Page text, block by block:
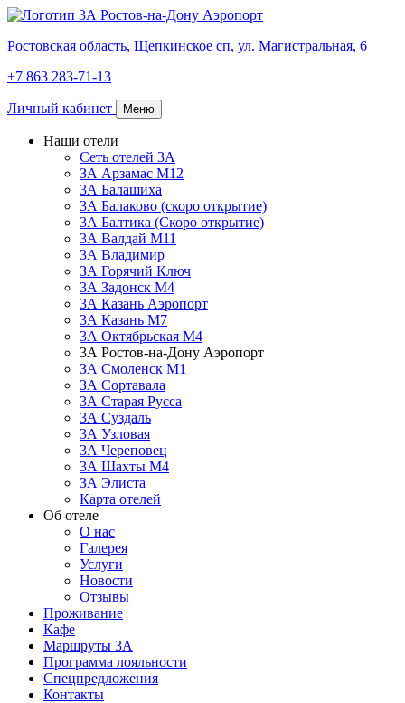
Ростовская область, Щепкинское сп, ул. Магистральная, 6
+7 863 283-71-13
Личный кабинет Меню
Наши отели
Сеть отелей 3А
ЗА Арзамас М12
3А Балашиха
3А Балаково (скоро открытие)
3А Балтика (Скоро открытие)
3А Валдай М11
3А Владимир
ЗА Горячий Ключ
3А Задонск М4
3А Казань Аэропорт
3А Казань M7
3А Октябрьская М4
3А Ростов-на-Дону Аэропорт
ЗА Смоленск М1
ЗА Сортавала
3А Старая Русса
3А Суздаль
3А Узловая
3А Череповец
3А Шахты М4
ЗА Элиста
Карта отелей
Об отеле
О нас
Галерея
Услуги
Новости
Отзывы
Проживание
Кафе
Маршруты 3А
Программа лояльности
Спецпредложения
Контакты